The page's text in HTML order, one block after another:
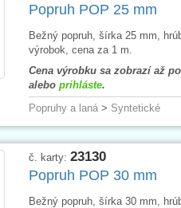
Popruh POP 25 mm
Bežný popruh, šírka 25 mm,
výrobok, cena za 1 m.
Cena výrobku sa zobrazí až
alebo prihláste.
Popruhy a laná> Syntetické
č. karty: 23130
Popruh POP 30 mm
Bežný popruh, šírka 30 mm,